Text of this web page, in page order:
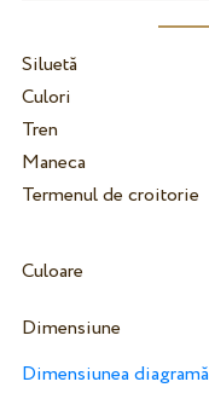
Siluetă
Culori
Tren
Maneca
Termenul de croitorie
Culoare
Dimensiune
Dimensiunea diagramă